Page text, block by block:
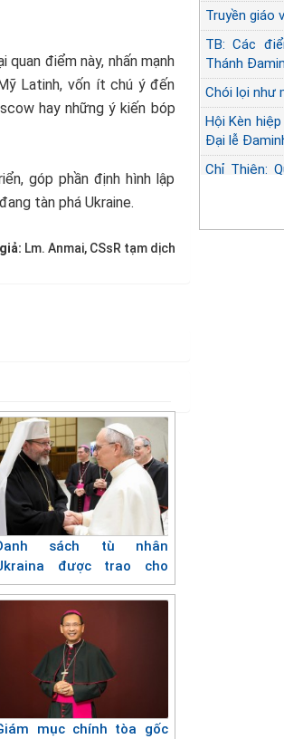
điểm này, nhấn mạnh
Latinh, vốn ít chú ý đến
hay những ý kiến bóp
góp phần định hình lập
tàn phá Ukraine.
Lm. Anmai, CSsR tạm dịch
sách tù nhân
được trao cho
Lêô
mục chính tòa gốc
Truyền giáo
TB: Các
Thánh
Chói lọi như
Hội Kèn
Đại lễ
Chỉ Thiện: